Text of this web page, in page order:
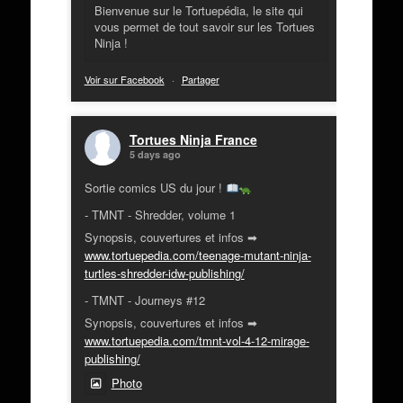
Bienvenue sur le Tortuepédia, le site qui
vous permet de tout savoir sur les Tortues
Ninja !
Voir sur Facebook · Partager
Tortues Ninja France
5 days ago
Sortie comics US du jour !
- TMNT - Shredder, volume 1
Synopsis, couvertures et infos ➡
www.tortuepedia.com/teenage-mutant-ninja-
turtles-shredder-idw-publishing/
- TMNT - Journeys #12
Synopsis, couvertures et infos ➡
www.tortuepedia.com/tmnt-vol-4-12-mirage-
publishing/
Photo